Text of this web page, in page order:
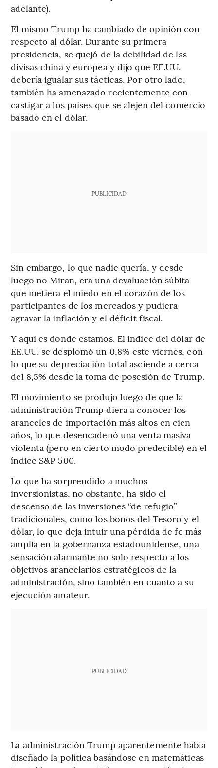
adelante).
El mismo Trump ha cambiado de opinión con
respecto al dólar. Durante su primera
presidencia, se quejó de la debilidad de las
divisas china y europea y dijo que EE.UU.
debería igualar sus tácticas. Por otro lado,
también ha amenazado recientemente con
castigar a los países que se alejen del comercio
basado en el dólar.
PUBLICIDAD
Sin embargo, lo que nadie quería, y desde
luego no Miran, era una devaluación súbita
que metiera el miedo en el corazón de los
participantes de los mercados y pudiera
agravar la inflación y el déficit fiscal.
Y aquí es donde estamos. El índice del dólar de
EE.UU. se desplomó un 0,8% este viernes, con
lo que su depreciación total asciende a cerca
del 8,5% desde la toma de posesión de Trump.
El movimiento se produjo luego de que la
administración Trump diera a conocer los
aranceles de importación más altos en cien
años, lo que desencadenó una venta masiva
violenta (pero en cierto modo predecible) en el
índice S&P 500.
Lo que ha sorprendido a muchos
inversionistas, no obstante, ha sido el
descenso de las inversiones “de refugio”
tradicionales, como los bonos del Tesoro y el
dólar, lo que deja intuir una pérdida de fe más
amplia en la gobernanza estadounidense, una
sensación alarmante no solo respecto a los
objetivos arancelarios estratégicos de la
administración, sino también en cuanto a su
ejecución amateur.
PUBLICIDAD
La administración Trump aparentemente había
diseñado la política basándose en matemáticas